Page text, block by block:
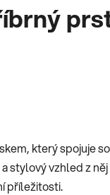
který spojuje
stylový vzhled z
příležitosti.